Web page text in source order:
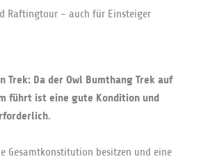
Raftingtour - auch für Einsteiger
Trek: Da der Owl Bumthang Trek auf
führt ist eine gute Kondition und
.
Gesamtkonstitution besitzen und eine